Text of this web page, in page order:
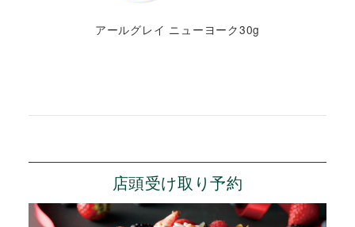
アールグレイ ニューヨーク30g
店頭受け取り予約